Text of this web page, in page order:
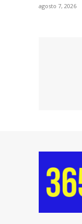
agosto 7, 2026